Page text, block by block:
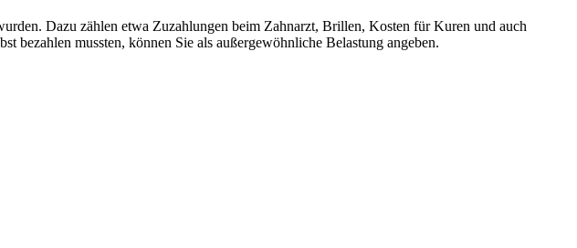
Dazu zählen etwa Zuzahlungen beim Zahnarzt, Brillen, Kosten für Kuren und auch
bezahlen mussten, können Sie als außergewöhnliche Belastung angeben.